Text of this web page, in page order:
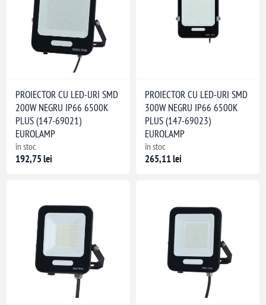
PROIECTOR CU LED-URI SMD
200W NEGRU IP66 6500K
PLUS (147-69021)
EUROLAMP
în stoc
192,75 lei
PROIECTOR CU LED-URI SMD
300W NEGRU IP66 6500K
PLUS (147-69023)
EUROLAMP
în stoc
265,11 lei